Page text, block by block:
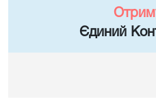
Єдиний